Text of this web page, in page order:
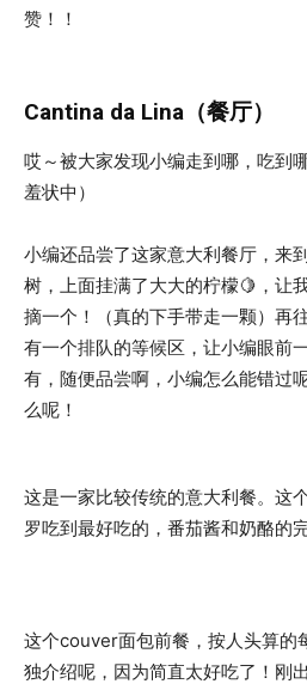
赞！！
Cantina da Lina（餐厅）
哎～被大家发现小编走到哪，吃到
羞状中）
小编还品尝了这家意大利餐厅，来
树，上面挂满了大大的柠檬🍋，让
摘一个！（真的下手带走一颗）再
有一个排队的等候区，让小编眼前
有，随便品尝啊，小编怎么能错过
么呢！
这是一家比较传统的意大利餐。这
罗吃到最好吃的，番茄酱和奶酪的
这个couver面包前餐，按人头算的
独介绍呢，因为简直太好吃了！刚